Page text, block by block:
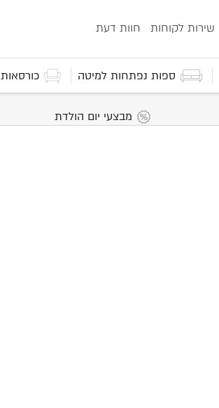
שירות לקוחות חוות דעת
ספות נפתחות למיטה כורסאות
מבצעי יום הולדת